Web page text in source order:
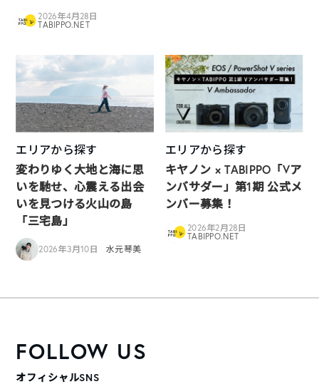
2026年4月28日
TABIPPO.NET
エリアから探す
変わりゆく大地と海に思
いを馳せ、心震える出会
いを見つける火山の島
「三宅島」
2026年3月10日 水元琴美
エリアから探す
キヤノン × TABIPPO「Vア
ンバサダー」第1期 公式メ
ンバー募集！
2026年2月28日
TABIPPO.NET
FOLLOW US
オフィシャルSNS